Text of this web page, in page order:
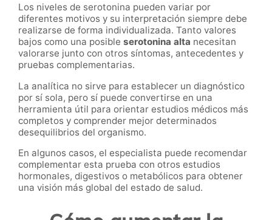
Los niveles de serotonina pueden variar por
diferentes motivos y su interpretación siempre debe
realizarse de forma individualizada. Tanto valores
bajos como una posible serotonina alta necesitan
valorarse junto con otros síntomas, antecedentes y
pruebas complementarias.
La analítica no sirve para establecer un diagnóstico
por sí sola, pero sí puede convertirse en una
herramienta útil para orientar estudios médicos más
completos y comprender mejor determinados
desequilibrios del organismo.
En algunos casos, el especialista puede recomendar
complementar esta prueba con otros estudios
hormonales, digestivos o metabólicos para obtener
una visión más global del estado de salud.